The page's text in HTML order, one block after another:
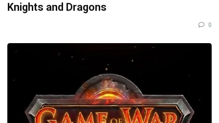
Knights and Dragons
0